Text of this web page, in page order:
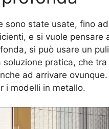
sono state usate, fino
e si vuole pensare
si può usare un
soluzione pratica, che
ad arrivare ovunque.
i modelli in metallo.